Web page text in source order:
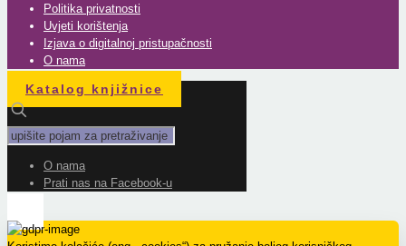
Politika privatnosti
Uvjeti korištenja
Izjava o digitalnoj pristupačnosti
O nama
Katalog knjižnice
O nama
Prati nas na Facebook-u